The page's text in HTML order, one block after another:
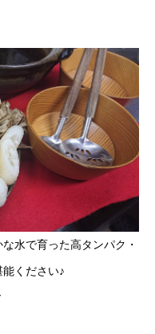
水で育った高タンパク・
ください♪